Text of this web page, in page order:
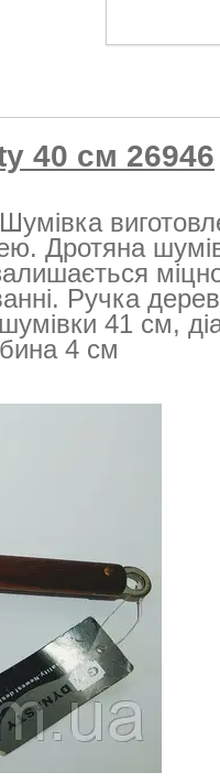
40 см 26946
Дротяна
Ручка
41 см,
4 см